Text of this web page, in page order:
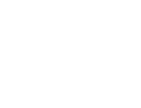
Los amantes del
este domingo,
Popular “Ruta